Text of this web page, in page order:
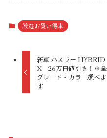
t
厳選お買い得車
新車 ハスラー HYBRID
X 26万円値引き！※全
グレード・カラー選べま
す